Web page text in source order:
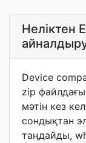
Неліктен
Device
zip
мәтін кез
сондықтан
таңдайды,